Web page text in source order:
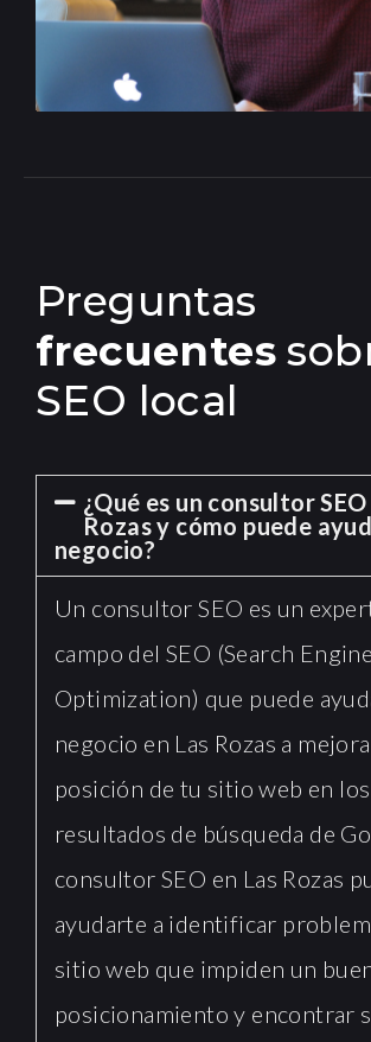
Preguntas
frecuentes
SEO local
¿Qué es un consultor SEO
Rozas y cómo puede
negocio?
Un consultor SEO es un
campo del SEO (Search Engine
Optimization) que puede
negocio en Las Rozas a
posición de tu sitio web en los
resultados de búsqueda de
consultor SEO en Las Rozas
ayudarte a identificar
sitio web que impiden un
posicionamiento y encontrar